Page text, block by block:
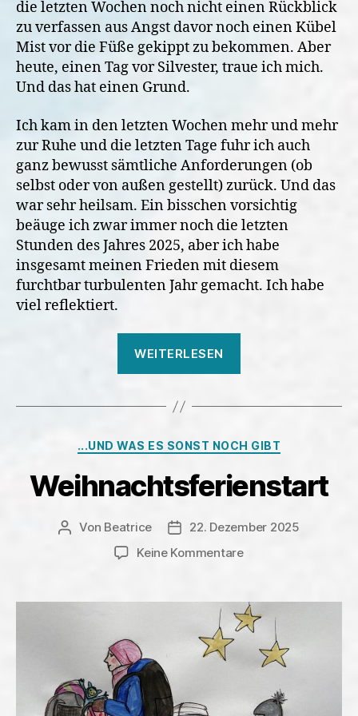
die letzten Wochen noch nicht einen Rückblick
zu verfassen aus Angst davor noch einen Kübel
Mist vor die Füße gekippt zu bekommen. Aber
heute, einen Tag vor Silvester, traue ich mich.
Und das hat einen Grund.
Ich kam in den letzten Wochen mehr und mehr
zur Ruhe und die letzten Tage fuhr ich auch
ganz bewusst sämtliche Anforderungen (ob
selbst oder von außen gestellt) zurück. Und das
war sehr heilsam. Ein bisschen vorsichtig
beäuge ich zwar immer noch die letzten
Stunden des Jahres 2025, aber ich habe
insgesamt meinen Frieden mit diesem
furchtbar turbulenten Jahr gemacht. Ich habe
viel reflektiert.
WEITERLESEN
Kategorien
...UND WAS ES SONST NOCH GIBT
Weihnachtsferienstart
Beitragsautor
Von Beatrice Veröffentlichungsdatum
22. Dezember 2025
Keine Kommentarezu